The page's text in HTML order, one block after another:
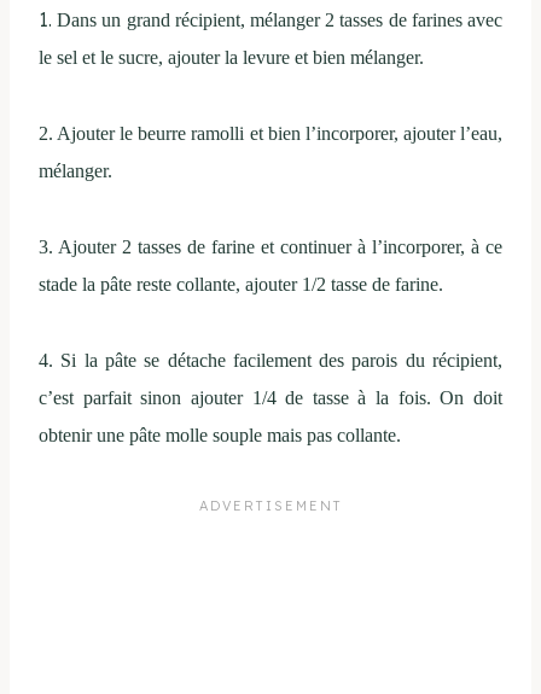
1. Dans un grand récipient, mélanger 2 tasses de farines avec
le sel et le sucre, ajouter la levure et bien mélanger.
2. Ajouter le beurre ramolli et bien l’incorporer, ajouter l’eau,
mélanger.
3. Ajouter 2 tasses de farine et continuer à l’incorporer, à ce
stade la pâte reste collante, ajouter 1/2 tasse de farine.
4. Si la pâte se détache facilement des parois du récipient,
c’est parfait sinon ajouter 1/4 de tasse à la fois. On doit
obtenir une pâte molle souple mais pas collante.